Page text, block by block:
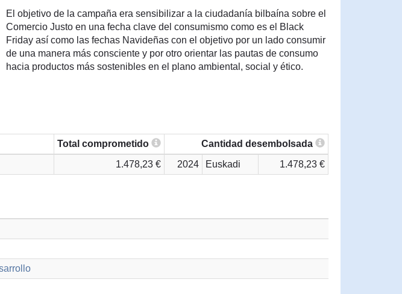
El objetivo de la campaña era sensibilizar a la ciudadanía bilbaína sobre el
Comercio Justo en una fecha clave del consumismo como es el Black
Friday así como las fechas Navideñas con el objetivo por un lado consumir
de una manera más consciente y por otro orientar las pautas de consumo
hacia productos más sostenibles en el plano ambiental, social y ético.
Total comprometido
Cantidad desembolsada
1.478,23 € 2024 Euskadi 1.478,23 €